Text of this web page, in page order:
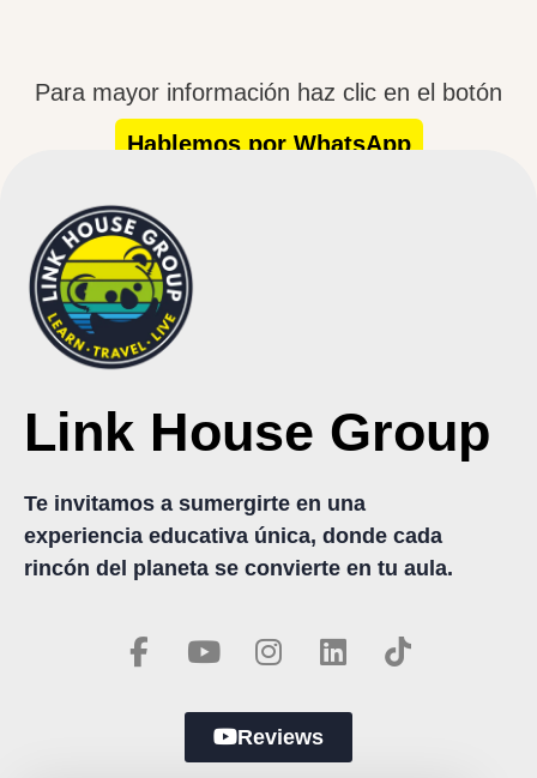
Para mayor información haz clic en el botón
Hablemos por WhatsApp
Link House Group
Te invitamos a sumergirte en una
experiencia educativa única, donde cada
rincón del planeta se convierte en tu aula.
Reviews